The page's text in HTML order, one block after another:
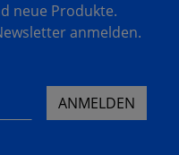
neue Produkte.
anmelden.
ANMELDEN